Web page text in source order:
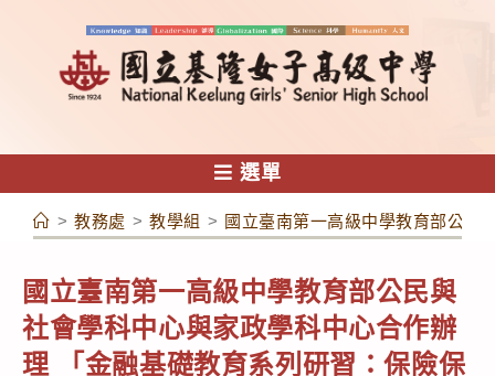
容
選單
> 教務處 > 教學組 > 國立臺南第一高級中學教育部公民
國立臺南第一高級中學教育部公民與
社會學科中心與家政學科中心合作辦
理 「金融基礎教育系列研習：保險保